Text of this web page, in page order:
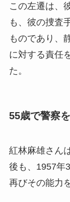
この左遷は、
も、彼の捜査
ものであり、
に対する責任
た。
55歳で警察
紅林麻雄さん
後も、1957年
再びその能力